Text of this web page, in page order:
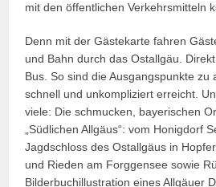
mit den öffentlichen Verkehrsmitteln
Denn mit der Gästekarte fahren
und Bahn durch das Ostallgäu.
Bus. So sind die Ausgangspunkte zu
schnell und unkompliziert erreicht.
viele: Die schmucken, bayerischen
„Südlichen Allgäus“: vom Honigdorf
Jagdschloss des Ostallgäus in
und Rieden am Forggensee sowie
Bilderbuchillustration eines Allgäuer